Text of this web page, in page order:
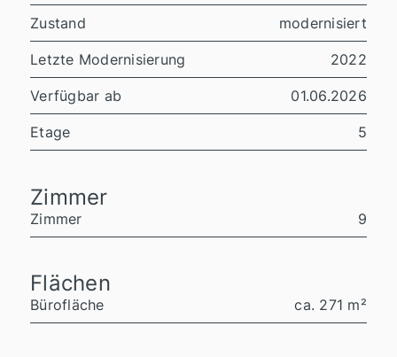
Zustand modernisiert
Letzte Modernisierung 2022
Verfügbar ab 01.06.2026
Etage 5
Zimmer
Zimmer 9
Flächen
Bürofläche ca. 271 m²